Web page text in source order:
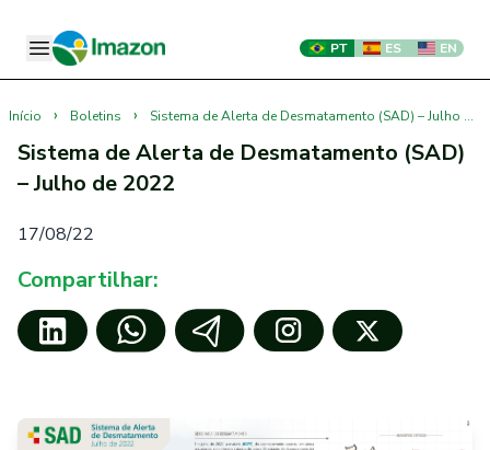
PT ES EN
Início › Boletins › Sistema de Alerta de Desmatamento (SAD) – Julho de 2022
Sistema de Alerta de Desmatamento (SAD)
– Julho de 2022
17/08/22
Compartilhar: